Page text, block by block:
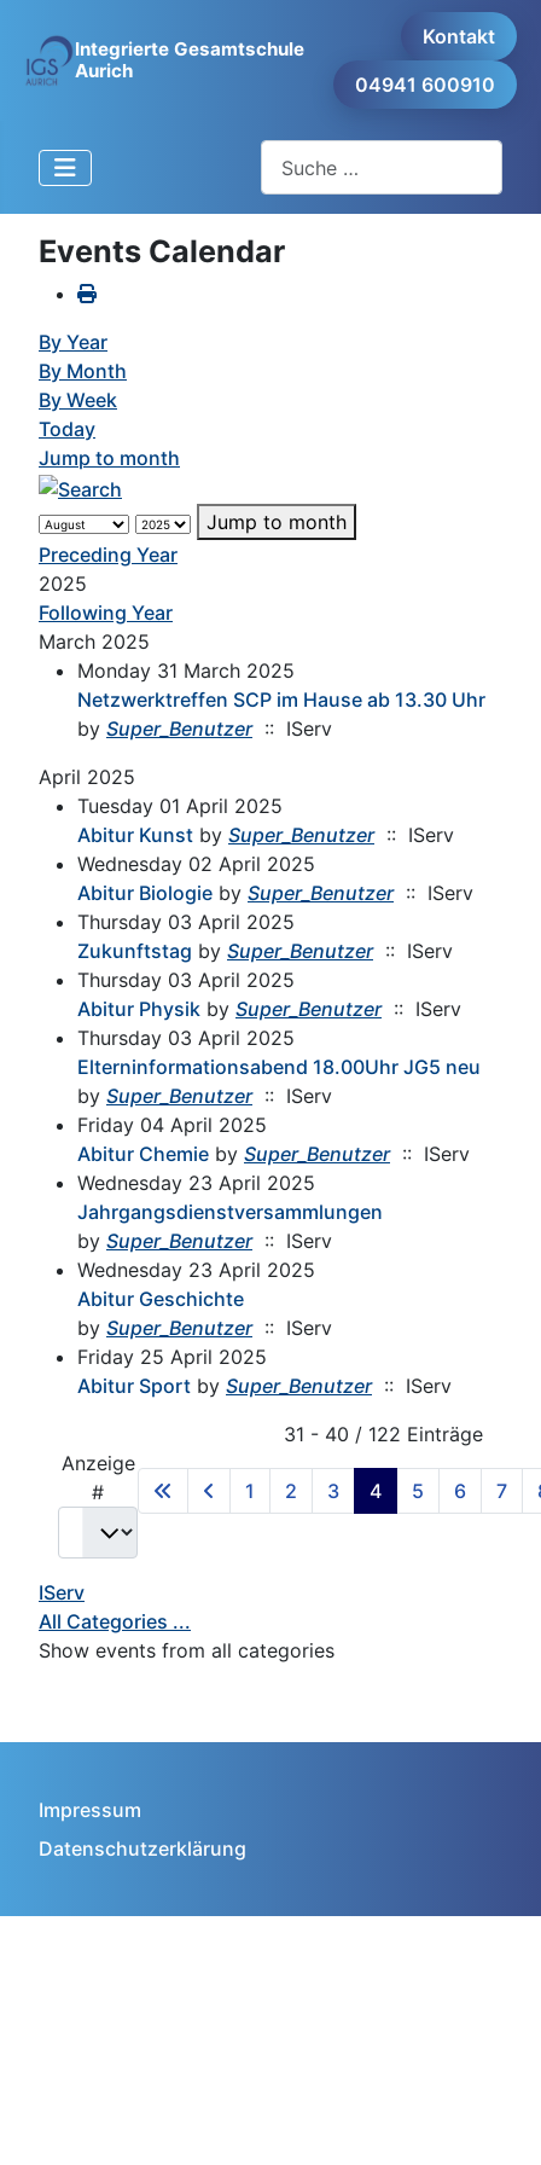
Integrierte Gesamtschule
Aurich
Kontakt
04941 600910
Events Calendar
By Year
By Month
By Week
Today
Jump to month
Jump to month
Preceding Year
2025
Following Year
March 2025
Monday 31 March 2025
Netzwerktreffen SCP im Hause ab 13.30 Uhr
by Super_Benutzer:: IServ
April 2025
Tuesday 01 April 2025
Abitur Kunst by Super_Benutzer:: IServ
Wednesday 02 April 2025
Abitur Biologie by Super_Benutzer:: IServ
Thursday 03 April 2025
Zukunftstag by Super_Benutzer:: IServ
Thursday 03 April 2025
Abitur Physik by Super_Benutzer:: IServ
Thursday 03 April 2025
Elterninformationsabend 18.00Uhr JG5 neu
by Super_Benutzer:: IServ
Friday 04 April 2025
Abitur Chemie by Super_Benutzer:: IServ
Wednesday 23 April 2025
Jahrgangsdienstversammlungen
by Super_Benutzer:: IServ
Wednesday 23 April 2025
Abitur Geschichte
by Super_Benutzer:: IServ
Friday 25 April 2025
Abitur Sport by Super_Benutzer:: IServ
31 - 40 / 122 Einträge
Anzeige
#
1 2 3 4 5 6 7
IServ
All Categories ...
Show events from all categories
Impressum
Datenschutzerklärung